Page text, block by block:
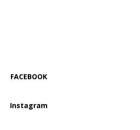
FACEBOOK
Instagram